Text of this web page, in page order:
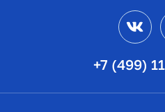
+7 (499)
VK